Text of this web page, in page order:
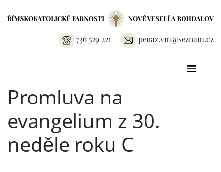
736 529 221 penaz.vm@seznam.cz
Promluva na
evangelium z 30.
neděle roku C